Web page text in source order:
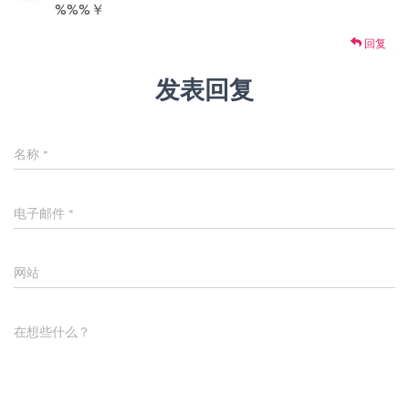
%%%￥
回复
发表回复
名称 *
电子邮件 *
网站
在想些什么？